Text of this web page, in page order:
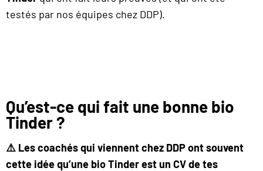
testés par nos équipes chez DDP).
Qu’est-ce qui fait une bonne bio
Tinder ?
⚠️ Les coachés qui viennent chez DDP ont souvent
cette idée qu’une bio Tinder est un CV de tes